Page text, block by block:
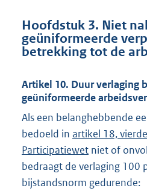
Hoofdstuk 3. Niet
geüniformeerde
betrekking tot de
Artikel 10. Duur verlaging
geüniformeerde
Als een belanghebbende
bedoeld in artikel 18,
Participatiewet niet of
bedraagt de verlaging 100
bijstandsnorm gedurende: